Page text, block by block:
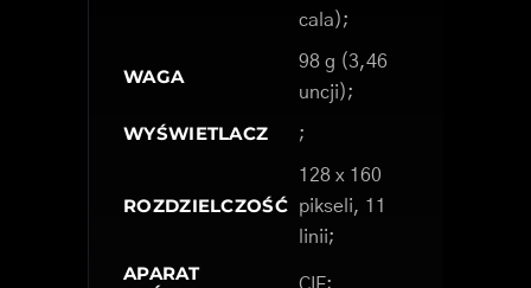
cala);
WAGA
98 g (3,46
uncji);
WYŚWIETLACZ ;
ROZDZIELCZOŚĆ
128 x 160
pikseli, 11
linii;
APARAT